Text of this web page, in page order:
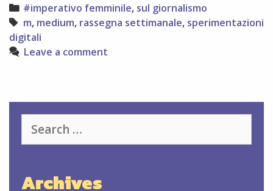
Categories
#imperativo femminile, sul giornalismo
Tags
m, medium, rassegna settimanale, sperimentazioni
digitali
Leave a comment
for:
Archives